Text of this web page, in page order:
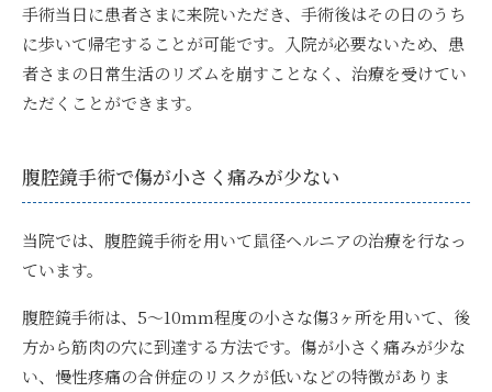
手術当日に患者さまに来院いただき、手術後はその日のうち
に歩いて帰宅することが可能です。入院が必要ないため、患
者さまの日常生活のリズムを崩すことなく、治療を受けてい
ただくことができます。
腹腔鏡手術で傷が小さく痛みが少ない
当院では、 腹腔鏡手術を用いて鼠径ヘルニアの治療を行なっ
ています。
腹腔鏡手術は、5〜10mm程度の小さな傷3ヶ所を用いて、後
方から筋肉の穴に到達する方法です。傷が小さく痛みが少な
い、慢性疼痛の合併症のリスクが低いなどの特徴がありま